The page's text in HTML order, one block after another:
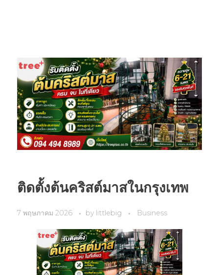
ติดตั้งต้นคริสต์มาสในกรุงเทพ
7 พฤษภาคม 2026 by littlebig Business